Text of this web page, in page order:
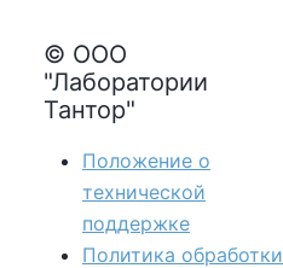
© ООО
"Лаборатории
Тантор"
Положение о
технической
поддержке
Политика обработки